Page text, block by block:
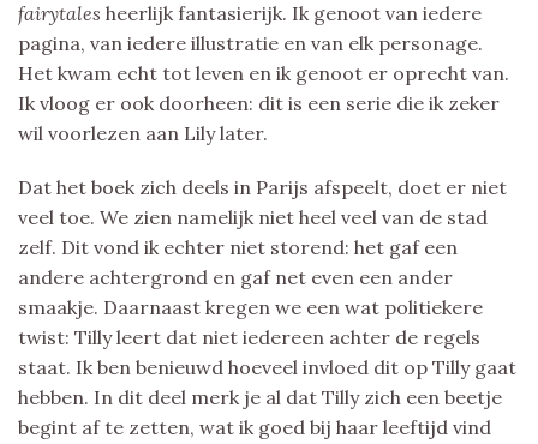
fairytales heerlijk fantasierijk. Ik genoot van iedere
pagina, van iedere illustratie en van elk personage.
Het kwam echt tot leven en ik genoot er oprecht van.
Ik vloog er ook doorheen: dit is een serie die ik zeker
wil voorlezen aan Lily later.
Dat het boek zich deels in Parijs afspeelt, doet er niet
veel toe. We zien namelijk niet heel veel van de stad
zelf. Dit vond ik echter niet storend: het gaf een
andere achtergrond en gaf net even een ander
smaakje. Daarnaast kregen we een wat politiekere
twist: Tilly leert dat niet iedereen achter de regels
staat. Ik ben benieuwd hoeveel invloed dit op Tilly gaat
hebben. In dit deel merk je al dat Tilly zich een beetje
begint af te zetten, wat ik goed bij haar leeftijd vind